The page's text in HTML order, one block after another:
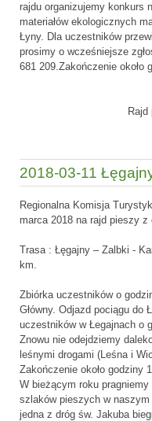
rajdu organizujemy konkurs
materiałów ekologicznych
Łyny. Dla uczestników
prosimy o wcześniejsze
681 209.Zakończenie około
2018-03-11
Regionalna Komisja
marca 2018 na rajd pieszy
Trasa : Łęgajny – Zalbki -
km.
Zbiórka uczestników o
Główny. Odjazd pociągu do
uczestników w Łegajnach o
Znowu nie odejdziemy
leśnymi drogami (Leśna i
Zakończenie około godziny
W bieżącym roku
szlaków pieszych w
jedna z dróg św. Jakuba